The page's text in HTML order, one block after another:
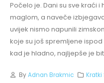
Počelo je. Dani su sve kraći
maglom, a naveče
uvijek nismo napunili
koje su još spremljene
kad je hladno, najljepše je
ByAdnan Brakmic
Kratki